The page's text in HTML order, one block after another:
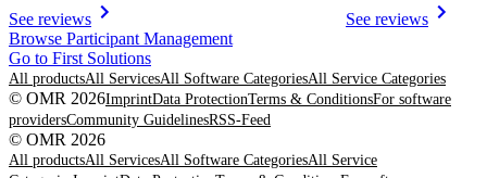
See reviews
See reviews
Item
1
of
8
Browse Participant Management
Go to First Solutions
All productsAll ServicesAll Software CategoriesAll Service Categories
© OMR 2026ImprintData ProtectionTerms & ConditionsFor software
providersCommunity GuidelinesRSS-Feed
© OMR 2026
All productsAll ServicesAll Software CategoriesAll Service